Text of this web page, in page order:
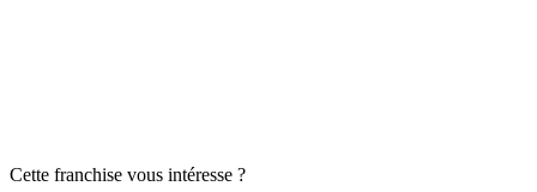
Cette franchise vous intéresse ?